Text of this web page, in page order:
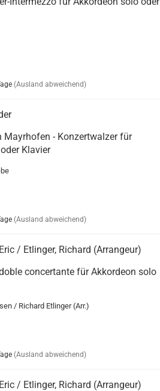
(Ausland abweichend)
Mayrhofen - Konzertwalzer für
Klavier
(Ausland abweichend)
/ Etlinger, Richard (Arrangeur)
concertante für Akkordeon solo
/ Richard Etlinger (Arr.)
(Ausland abweichend)
/ Etlinger, Richard (Arrangeur)